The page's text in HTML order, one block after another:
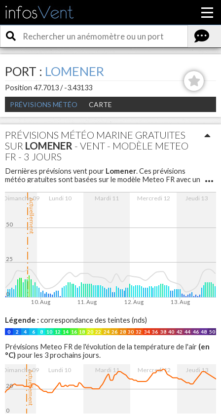
PORT : LOMENER
Position 47.7013 / -3.43133
PRÉVISIONS MÉTÉO
CARTE
PRÉVISIONS MÉTÉO MARINE GRATUITES
SUR LOMENER - VENT - MODÈLE METEO
FR - 3 JOURS
Dernières prévisions vent pour Lomener. Ces prévisions
météo gratuites sont basées sur le modèle Meteo FR avec un
avec un pas d'une heure.
Actuellement
Dimanche 09 Lundi 10 Mardi 11 Mercredi 12 Jeudi 13
10. Aug 11. Aug 12. Aug 13. Aug
0
25
50
Légende : correspondance des teintes (nds)
0 2 4 6 8 10 12 14 16 18 20 22 24 26 28 30 32 34 36 38 40 42 44 46 48 50
Prévisions Meteo FR de l'évolution de la température de l'air (en
°C) pour les 3 prochains jours.
Actuellement
Dimanche 09 Lundi 10 Mardi 11 Mercredi 12 Jeudi 13
0
20